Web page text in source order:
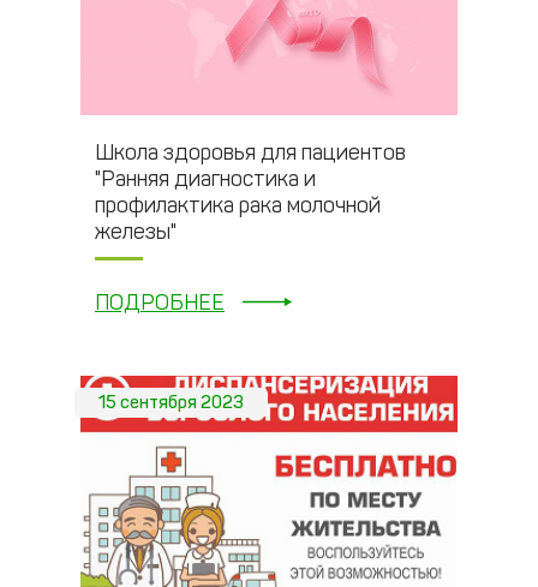
Школа здоровья для пациентов
"Ранняя диагностика и
профилактика рака молочной
железы"
ПОДРОБНЕЕ
15 сентября 2023